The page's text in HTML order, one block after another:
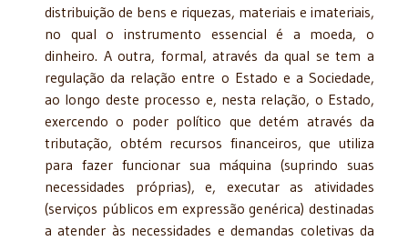
distribuição de bens e riquezas, materiais e imateriais,
no qual o instrumento essencial é a moeda, o
dinheiro. A outra, formal, através da qual se tem a
regulação da relação entre o Estado e a Sociedade,
ao longo deste processo e, nesta relação, o Estado,
exercendo o poder político que detém através da
tributação, obtém recursos financeiros, que utiliza
para fazer funcionar sua máquina (suprindo suas
necessidades próprias), e, executar as atividades
(serviços públicos em expressão genérica) destinadas
a atender às necessidades e demandas coletivas da